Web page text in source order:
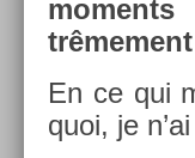
En ce qui
quoi, je